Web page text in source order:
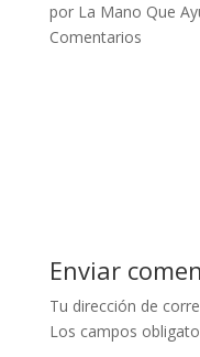
por La Mano Que
Comentarios
Enviar
Tu dirección de
Los campos